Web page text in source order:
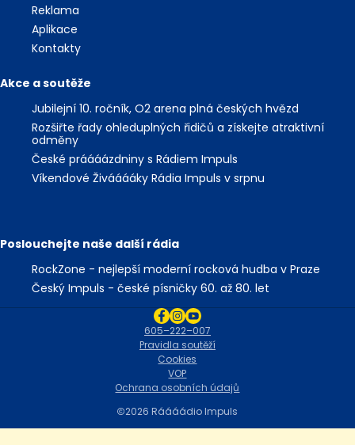
Reklama
Aplikace
Kontakty
Akce a soutěže
Jubilejní 10. ročník, O2 arena plná českých hvězd
Rozšiřte řady ohleduplných řidičů a získejte atraktivní
odměny
České práááázdniny s Rádiem Impuls
Víkendové Živááááky Rádia Impuls v srpnu
Poslouchejte naše další rádia
RockZone - nejlepší moderní rocková hudba v Praze
Český Impuls - české písničky 60. až 80. let
2026 Ráááádio Impuls
Ochrana osobních údajů
VOP
Cookies
Pravidla soutěží
605–222–007